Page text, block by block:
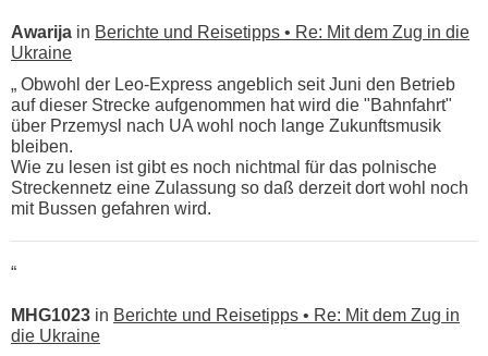
Awarija in Berichte und Reisetipps • Re: Mit dem Zug in die
Ukraine
„ Obwohl der Leo-Express angeblich seit Juni den Betrieb
auf dieser Strecke aufgenommen hat wird die "Bahnfahrt"
über Przemysl nach UA wohl noch lange Zukunftsmusik
bleiben.
Wie zu lesen ist gibt es noch nichtmal für das polnische
Streckennetz eine Zulassung so daß derzeit dort wohl noch
mit Bussen gefahren wird.
“
MHG1023 in Berichte und Reisetipps • Re: Mit dem Zug in
die Ukraine